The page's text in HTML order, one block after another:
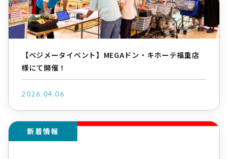
【ベジメータイベント】MEGAドン・キホーテ福重店
様にて開催！
2026.04.06
新着情報